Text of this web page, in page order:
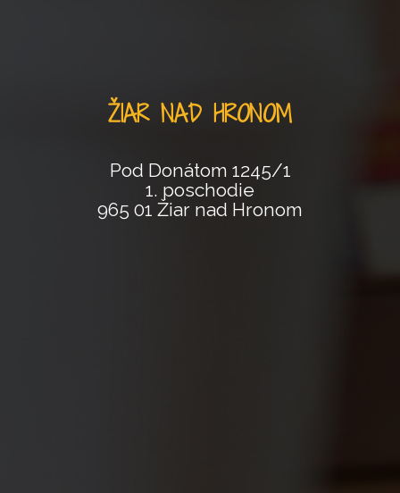
ŽIAR NAD HRONOM
Pod Donátom 1245/1
1. poschodie
965 01 Žiar nad Hronom